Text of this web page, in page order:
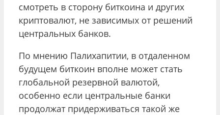
смотреть в сторону биткоина и других
криптовалют, не зависимых от решений
центральных банков.
По мнению Палихапитии, в отдаленном
будущем биткоин вполне может стать
глобальной резервной валютой,
особенно если центральные банки
продолжат придерживаться такой же